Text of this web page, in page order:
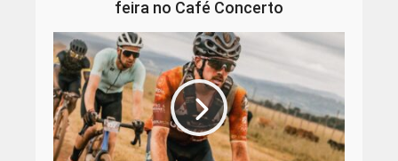
feira no Café Concerto